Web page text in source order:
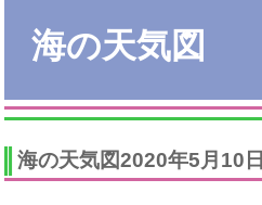
海の天気図
海の天気図2020年5月10日